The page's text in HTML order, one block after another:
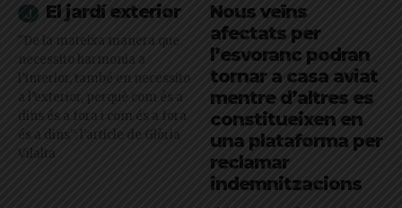
El jardí exterior
"De la mateixa manera que
necessito harmonia a
l’interior, també en necessito
a l’exterior, perquè com és a
dins és a fora i com és a fora
és a dins": l'article de Glòria
Vilalta
Nous veïns
afectats per
l’esvoranc podran
tornar a casa aviat
mentre d’altres es
constitueixen en
una plataforma per
reclamar
indemnitzacions